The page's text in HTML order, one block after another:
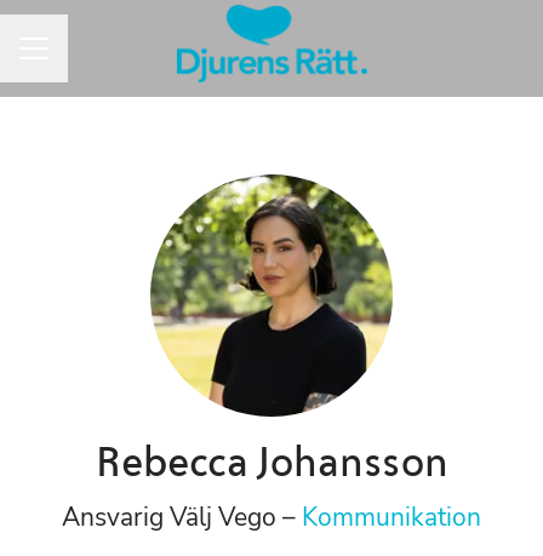
Rebecca Johansson
Ansvarig Välj Vego – Kommunikation